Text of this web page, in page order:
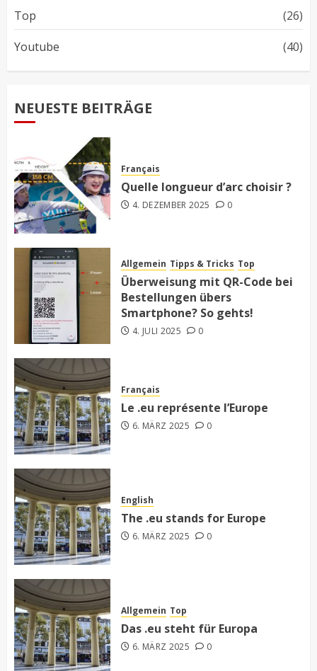
Top
(26)
Youtube
(40)
NEUESTE BEITRÄGE
Français
Quelle longueur d’arc choisir ?
4. DEZEMBER 2025 0
Allgemein Tipps & Tricks Top
Überweisung mit QR-Code bei
Bestellungen übers
Smartphone? So gehts!
4. JULI 2025 0
Français
Le .eu représente l’Europe
6. MÄRZ 2025 0
English
The .eu stands for Europe
6. MÄRZ 2025 0
Allgemein Top
Das .eu steht für Europa
6. MÄRZ 2025 0